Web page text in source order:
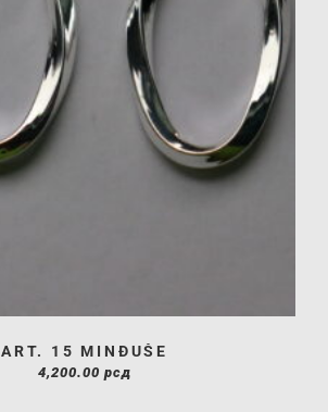
ART. 15 MINĐUŠE
4,200.00 рсд